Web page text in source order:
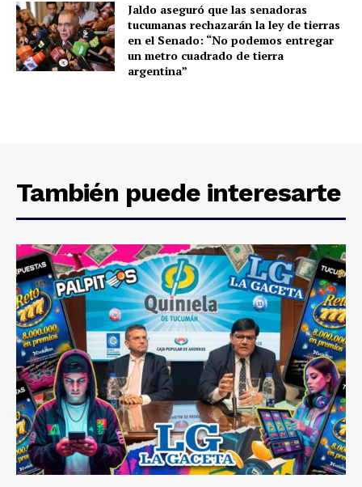
Jaldo aseguró que las senadoras
tucumanas rechazarán la ley de tierras
en el Senado: “No podemos entregar
un metro cuadrado de tierra
argentina”
También puede interesarte